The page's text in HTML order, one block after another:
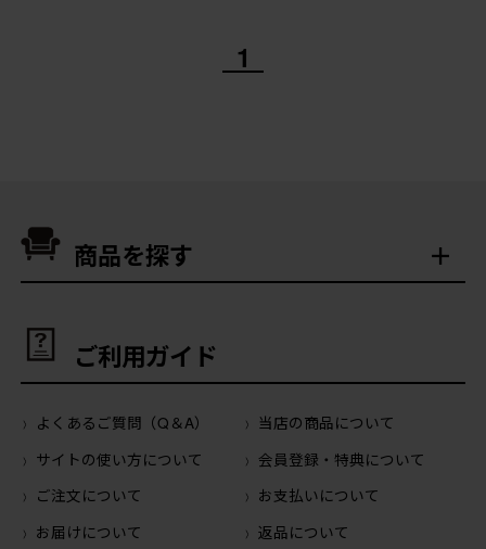
1
商品を探す
ご利用ガイド
よくあるご質問（Q＆A）
当店の商品について
サイトの使い方について
会員登録・特典について
ご注文について
お支払いについて
お届けについて
返品について